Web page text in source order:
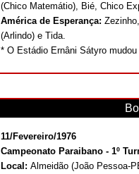
(Chico Matemátio), Bié, Chico
América de Esperança:
(Arlindo) e Tida.
* O Estádio Ernâni Sátyro
11/Fevereiro/1976
Campeonato Paraibano - 1º
Local: Almeidão (João Pessoa-